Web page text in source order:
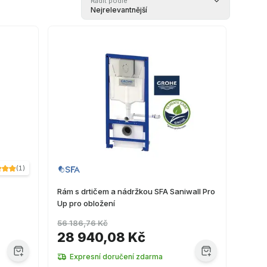
Nejrelevantnější
(1)
Rám s drtičem a nádržkou SFA Saniwall Pro
Up pro obložení
28 940,08 Kč
56 186,76 Kč
Expresní doručení zdarma